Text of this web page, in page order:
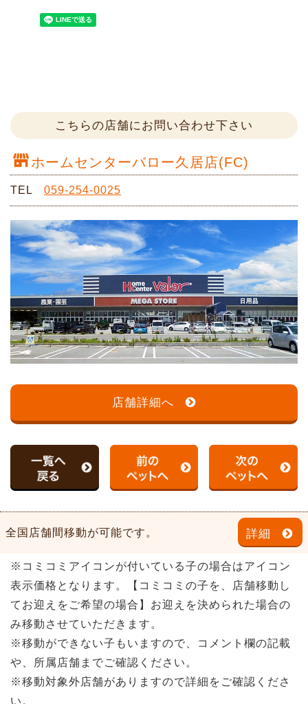
こちらの店舗にお問い合わせ下さい
ホームセンターバロー久居店(FC)
TEL 059-254-0025
店舗詳細へ
全国店舗間移動が可能です。 詳細
※コミコミアイコンが付いている子の場合はアイコン
表示価格となります。【コミコミの子を、店舗移動し
てお迎えをご希望の場合】お迎えを決められた場合の
み移動させていただきます。
※移動ができない子もいますので、コメント欄の記載
や、所属店舗までご確認ください。
※移動対象外店舗がありますので詳細をご確認くださ
い。